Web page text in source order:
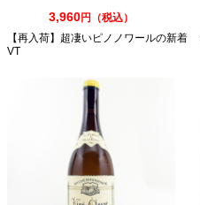
3,960円（税込）
【再入荷】超凄いピノノワールの新着
VT